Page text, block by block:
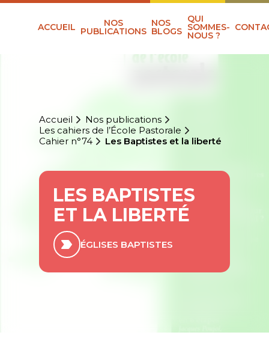
ACCUEIL NOS
PUBLICATIONS
NOS
BLOGS
QUI
SOMMES-
NOUS ?
Accueil
Nos publications
Les cahiers de l’École Pastorale
Cahier n°74
Les Baptistes et la liberté
LES BAPTISTES
ET LA LIBERTÉ
ÉGLISES BAPTISTES